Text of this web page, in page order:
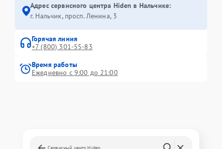
Адрес сервисного центра Hiden в Нальчике:
г. Нальчик, просп. Ленина, 3
Горячая линия
+7 (800) 301-55-83
Время работы
Ежедневно с 9:00 до 21:00